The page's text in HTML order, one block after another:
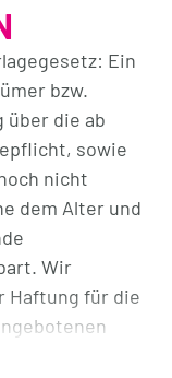
und Backofen.
gleich neben
privaten
Ein
bzw.
über die ab
sowie
nicht
dem Alter und
Wir
Haftung für die